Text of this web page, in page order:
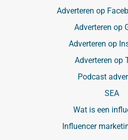
Adverteren op
Adverteren op
Adverteren op
Adverteren op
Podcast
SEA
Wat is een
Influencer